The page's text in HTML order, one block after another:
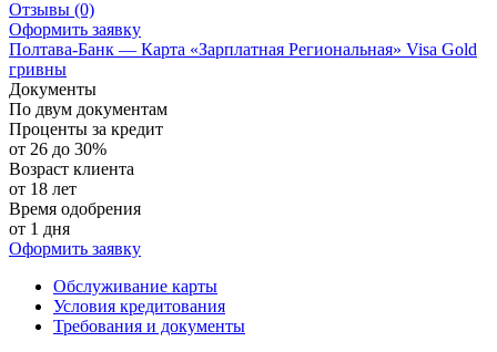
Отзывы (0)
Оформить заявку
Полтава-Банк — Карта «Зарплатная Региональная» Visa Gold
гривны
Документы
По двум документам
Проценты за кредит
от 26 до 30%
Возраст клиента
от 18 лет
Время одобрения
от 1 дня
Оформить заявку
Обслуживание карты
Условия кредитования
Требования и документы